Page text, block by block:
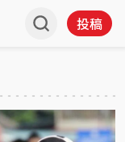
投稿